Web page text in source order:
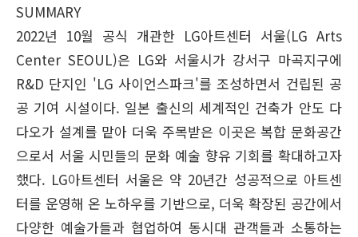
SUMMARY
2022년 10월 공식 개관한 LG아트센터 서울(LG Arts
Center SEOUL)은 LG와 서울시가 강서구 마곡지구에
R&D 단지인 'LG 사이언스파크'를 조성하면서 건립된 공
공 기여 시설이다. 일본 출신의 세계적인 건축가 안도 다
다오가 설계를 맡아 더욱 주목받은 이곳은 복합 문화공간
으로서 서울 시민들의 문화 예술 향유 기회를 확대하고자
했다. LG아트센터 서울은 약 20년간 성공적으로 아트센
터를 운영해 온 노하우를 기반으로, 더욱 확장된 공간에서
다양한 예술가들과 협업하여 동시대 관객들과 소통하는